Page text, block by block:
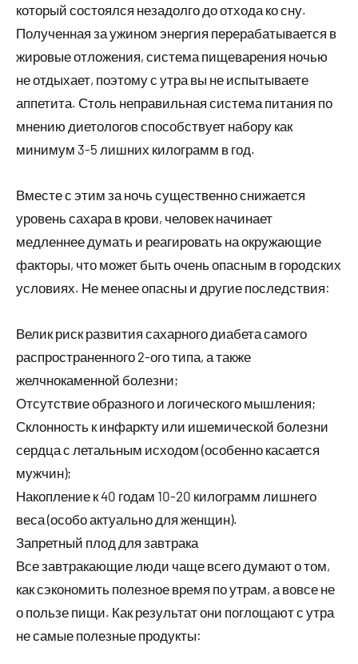
который состоялся незадолго до отхода ко сну.
Полученная за ужином энергия перерабатывается в
жировые отложения, система пищеварения ночью
не отдыхает, поэтому с утра вы не испытываете
аппетита. Столь неправильная система питания по
мнению диетологов способствует набору как
минимум 3-5 лишних килограмм в год.
Вместе с этим за ночь существенно снижается
уровень сахара в крови, человек начинает
медленнее думать и реагировать на окружающие
факторы, что может быть очень опасным в городских
условиях. Не менее опасны и другие последствия:
Велик риск развития сахарного диабета самого
распространенного 2-ого типа, а также
желчнокаменной болезни;
Отсутствие образного и логического мышления;
Склонность к инфаркту или ишемической болезни
сердца с летальным исходом (особенно касается
мужчин);
Накопление к 40 годам 10-20 килограмм лишнего
веса (особо актуально для женщин).
Запретный плод для завтрака
Все завтракающие люди чаще всего думают о том,
как сэкономить полезное время по утрам, а вовсе не
о пользе пищи. Как результат они поглощают с утра
не самые полезные продукты: